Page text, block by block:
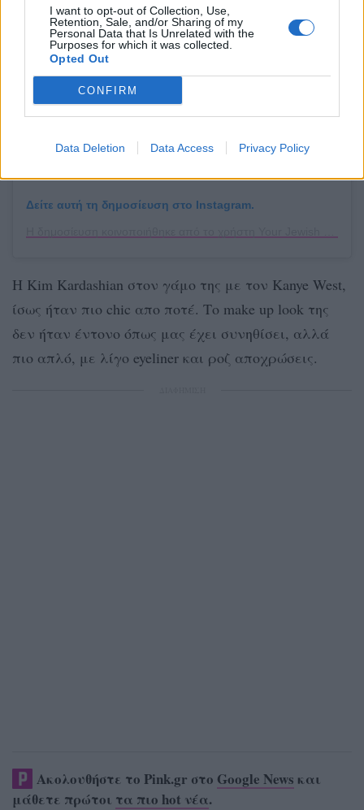
I want to opt-out of Collection, Use,
Retention, Sale, and/or Sharing of my
Personal Data that Is Unrelated with the
Purposes for which it was collected.
Opted Out
CONFIRM
Data Deletion Data Access Privacy Policy
Δείτε αυτή τη δημοσίευση στο Instagram.
Η Kim Kardashian στον γάμο της με τον Kanye West,
ίσως ήταν πιο chic απο ποτέ. Το make up look της
δεν ήταν έντονο όπως μας έχει συνηθίσει, αλλά
πιο απλό, με λίγο eyeliner και ροζ αποχρώσεις.
Ακολουθήστε το Pink.gr στο Google News και
μάθετε πρώτοι τα πιο hot νέα.